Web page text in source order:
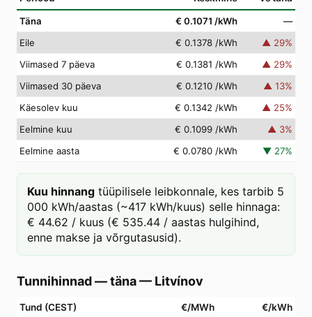
Täna € 0.1071 /kWh
—
Eile
€ 0.1378 /kWh ▲ 29%
Viimased 7 päeva
€ 0.1381 /kWh ▲ 29%
Viimased 30 päeva
€ 0.1210 /kWh ▲ 13%
Käesolev kuu
€ 0.1342 /kWh ▲ 25%
Eelmine kuu
€ 0.1099 /kWh ▲ 3%
Eelmine aasta
€ 0.0780 /kWh ▼ 27%
Kuu hinnang tüüpilisele leibkonnale, kes tarbib 5
000 kWh/aastas (~417 kWh/kuus) selle hinnaga:
€ 44.62 / kuus (€ 535.44 / aastas hulgihind,
enne makse ja võrgutasusid).
Tunnihinnad — täna— Litvínov
Tund (CEST) €/MWh €/kWh